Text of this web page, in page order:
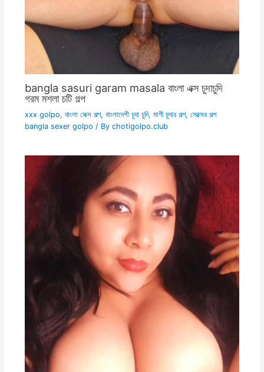
bangla sasuri garam masala বাংলা এক্স চুদাচুদি
গরম মশলা চটি গল্প
xxx golpo, বাংলা সেক্স গল্প, বাংলাদেশী চুদা চুদি, মাগী চুদার গল্প, সেক্সের গল্প
bangla sexer golpo / By chotigolpo.club